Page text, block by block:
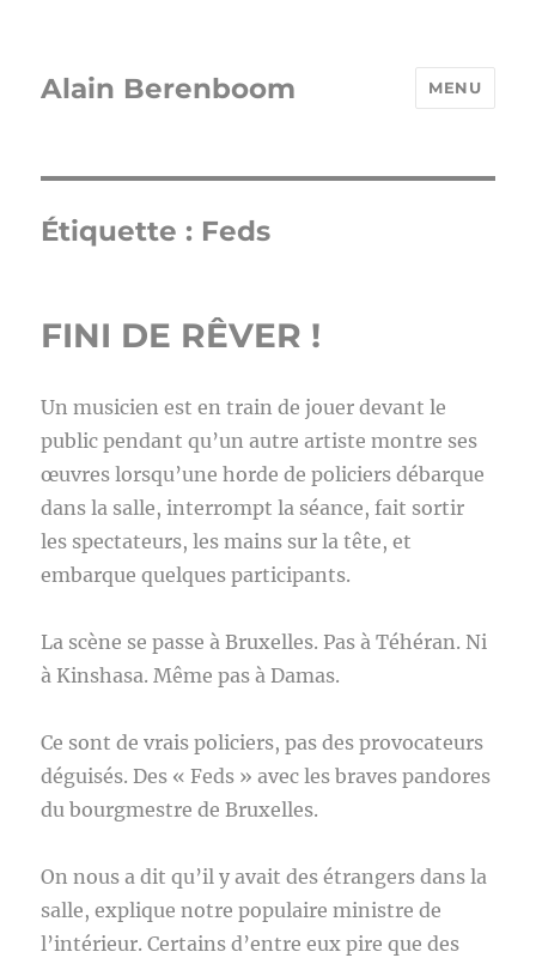
Alain Berenboom MENU
Étiquette : Feds
FINI DE RÊVER !
Un musicien est en train de jouer devant le
public pendant qu’un autre artiste montre ses
œuvres lorsqu’une horde de policiers débarque
dans la salle, interrompt la séance, fait sortir
les spectateurs, les mains sur la tête, et
embarque quelques participants.
La scène se passe à Bruxelles. Pas à Téhéran. Ni
à Kinshasa. Même pas à Damas.
Ce sont de vrais policiers, pas des provocateurs
déguisés. Des « Feds » avec les braves pandores
du bourgmestre de Bruxelles.
On nous a dit qu’il y avait des étrangers dans la
salle, explique notre populaire ministre de
l’intérieur. Certains d’entre eux pire que des